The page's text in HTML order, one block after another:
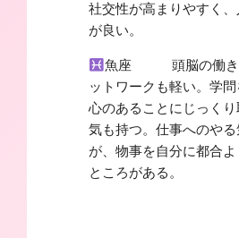
社交性が高まりやすく
が良い。
魚座 頭脳の働き
ットワークも軽い。学
心のあることにじっく
気も持つ。仕事へのやる
が、物事を自分に都合
ところがある。